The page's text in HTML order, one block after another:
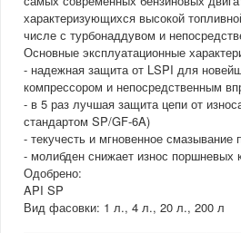
характеризующихся высокой
числе с турбонаддувом и
Основные эксплуатационные
- надежная защита от LSPI для
компрессором и непосредственным
- в 5 раз лучшая защита цепи от
стандартом SP/GF-6A)
- текучесть и мгновенное смазывание
- молибден снижает износ поршневых
Одобрено:
API SP
Вид фасовки: 1 л., 4 л., 20 л., 200 л